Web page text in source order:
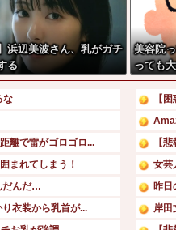
浜辺美波さん、乳がガチ
る
美容院
っても
な
離で雷がゴロゴロ...
まれてしまう！
だんだ…
り衣装から乳首が...
【
【
女芸
昨日
岸田